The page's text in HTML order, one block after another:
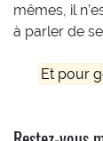
mêmes, il
à parler de
Et pour